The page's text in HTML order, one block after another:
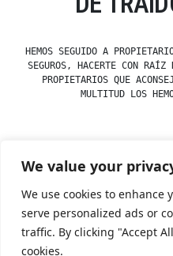
We value your
We use cookies to enhance
serve personalized ads or
traffic. By clicking "Accept
cookies.
HEMOS SEGUIDO A
SEGUROS, HACERTE CON RAÍZ
PROPIETARIOS QUE
MULTITUD LOS
Posted
esdfninj34 23
Tienda Esotérica Online